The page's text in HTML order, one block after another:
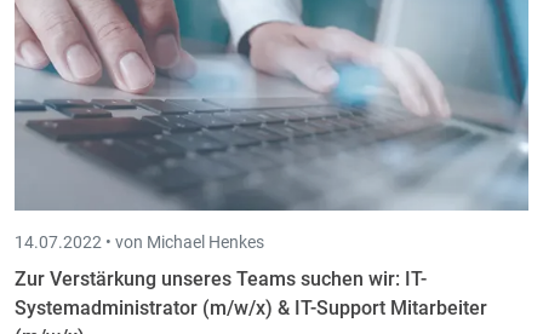
14.07.2022 • von Michael Henkes
Zur Verstärkung unseres Teams suchen wir: IT-
Systemadministrator (m/w/x) & IT-Support Mitarbeiter